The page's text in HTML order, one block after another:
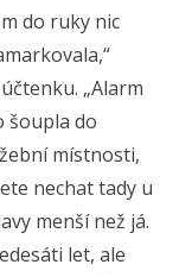
do ruky nic
„Alarm
šoupla do
místnosti,
nechat tady u
menší než já.
let, ale